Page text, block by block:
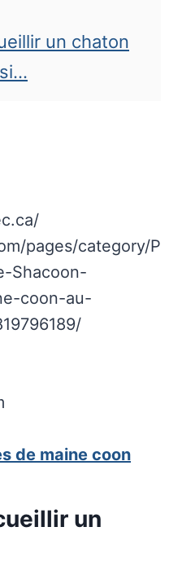
un chaton
pages/category/P
Shacoon-
coon-au-
de maine coon
un